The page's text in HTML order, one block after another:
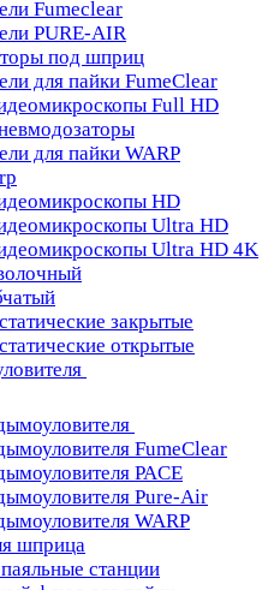
Fumeclear
PURE-AIR
под шприц
для пайки FumeClear
Full HD
для пайки WARP
HD
Ultra HD
Ultra HD 4K
закрытые
открытые
FumeClear
PACE
Pure-Air
WARP
шприца
станции